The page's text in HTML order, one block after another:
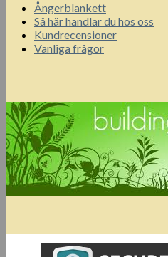
Ångerblankett
Så här handlar du hos oss
Kundrecensioner
Vanliga frågor